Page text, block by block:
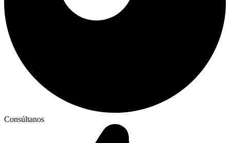
Consúltanos